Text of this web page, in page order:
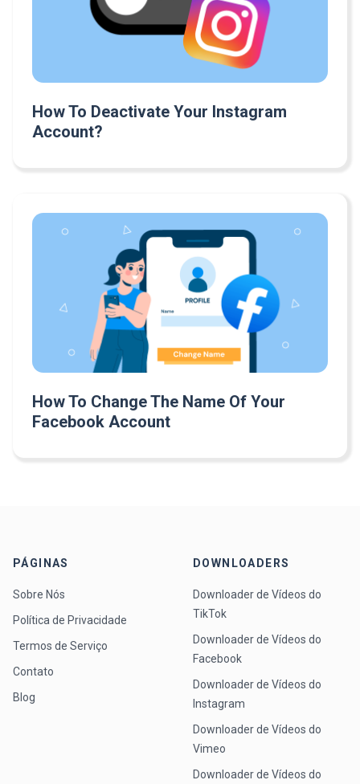
How To Deactivate Your Instagram
Account?
How To Change The Name Of Your
Facebook Account
PÁGINAS
Sobre Nós
Política de Privacidade
Termos de Serviço
Contato
Blog
DOWNLOADERS
Downloader de Vídeos do
TikTok
Downloader de Vídeos do
Facebook
Downloader de Vídeos do
Instagram
Downloader de Vídeos do
Vimeo
Downloader de Vídeos do